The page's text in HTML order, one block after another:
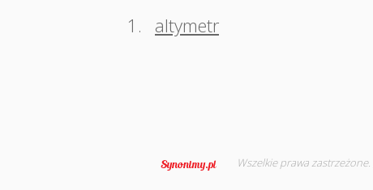
1.
altymetr
Wszelkie prawa zastrzeżone.